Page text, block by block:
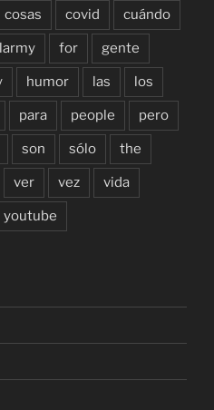
cosas covid cuándo
for gente
humor las los
para people pero
son sólo the
ver vez vida
youtube